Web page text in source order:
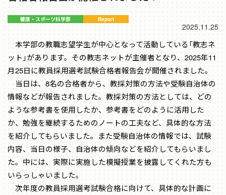
2025.11.25
本学部の教職志望学生が中心となって活動している「教志ネ
ット」があります。その教志ネットが主催者となり、2025年11
月25日に教員採用選考試験合格者報告会が開催されました。
当日は、8名の合格者から、教採対策の方法や受験自治体の
情報などが報告されました。教採対策の方法としては、どの
ような参考書を使用したか、参考書をどのように活用した
か、勉強を継続するためのノートの工夫など、具体的な方法
を紹介してもらいました。また受験自治体の情報では、試験
内容、当日の様子、自治体の傾向などを紹介してもらいまし
た。中には、実際に実施した模擬授業を披露してくれた方も
いらっしゃいました。
次年度の教員採用選考試験合格に向けて、具体的な計画に